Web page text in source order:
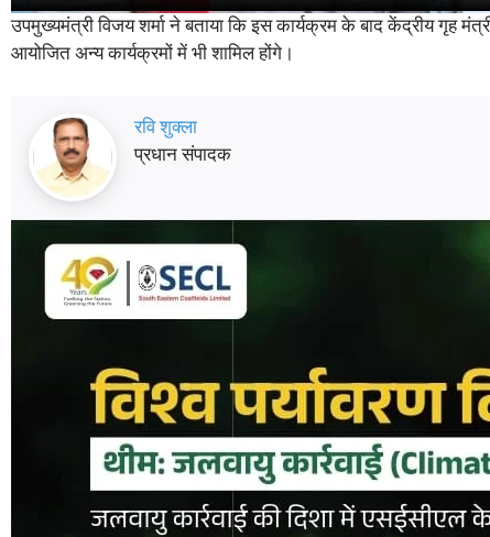
उपमुख्यमंत्री विजय शर्मा ने बताया कि इस कार्यक्रम के बाद केंद्रीय गृह
आयोजित अन्य कार्यक्रमों में भी शामिल होंगे।
रवि शुक्ला
प्रधान संपादक